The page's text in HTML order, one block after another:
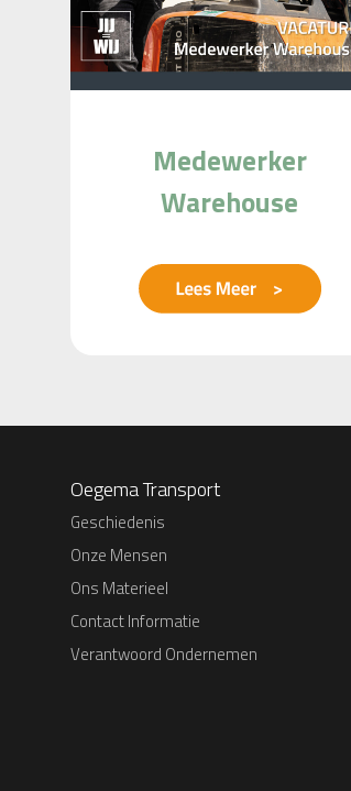
Medewerker
Warehouse
Oegema Transport
Geschiedenis
Onze Mensen
Ons Materieel
Contact Informatie
Verantwoord Ondernemen